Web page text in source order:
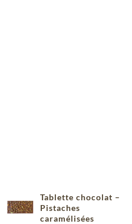
Tablette chocolat –
Pistaches
caramélisées